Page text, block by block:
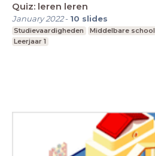
Quiz: leren leren
January 2022- 10 slides
Studievaardigheden Middelbare school
Leerjaar 1